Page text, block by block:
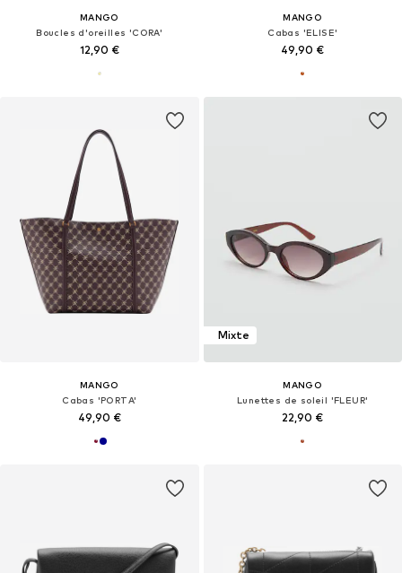
MANGO
Boucles d'oreilles 'CORA'
12,90 €
MANGO
Cabas 'ELISE'
49,90 €
MANGO
Cabas 'PORTA'
49,90 €
Mixte
MANGO
Lunettes de soleil 'FLEUR'
22,90 €